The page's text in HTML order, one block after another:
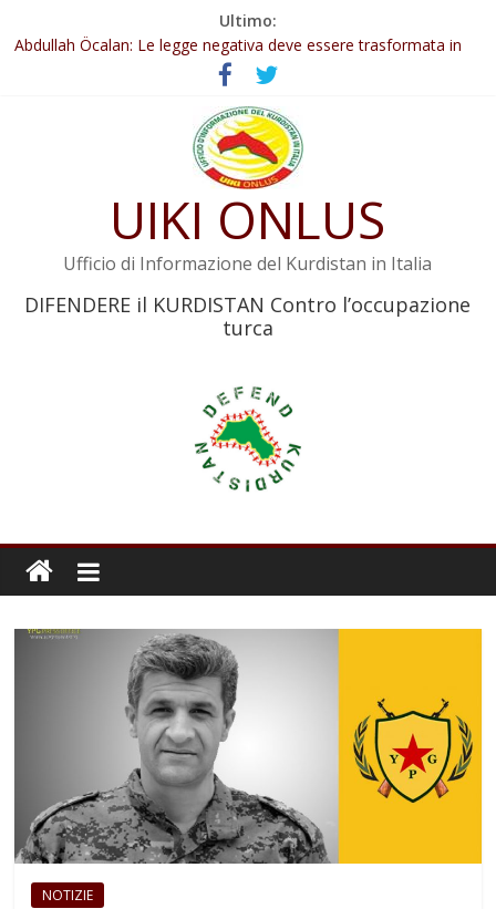
Ultimo:
Il KNK chiede un’azione internazionale contro i crimini di guerra
dell’Iran
Abdullah Öcalan: Le legge negativa deve essere trasformata in
Inizia la seconda fase del processo
Commissione donne del KNK: Şengal è di nuovo sotto minaccia
Non tenere conto della situazione di Rêber Apo ostacolerebbe
UIKI ONLUS
Ufficio di Informazione del Kurdistan in Italia
DIFENDERE il KURDISTAN Contro l’occupazione
turca
NOTIZIE